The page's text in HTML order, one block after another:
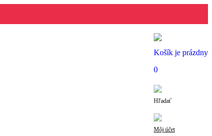
Košík je prázdny
0
Hľadať
Môj účet